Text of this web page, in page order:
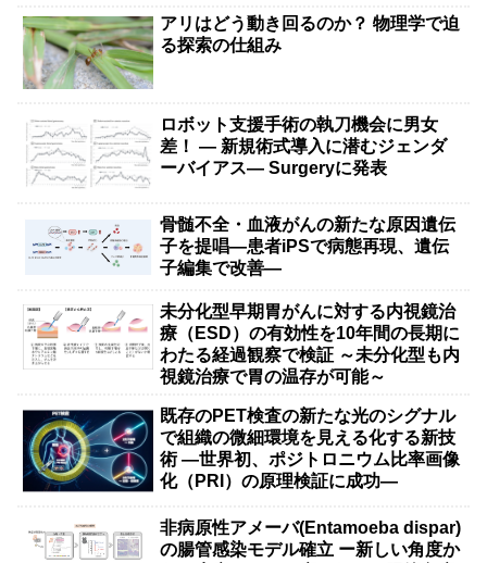
アリはどう動き回るのか？ 物理学で迫
る探索の仕組み
ロボット支援手術の執刀機会に男女
差！ — 新規術式導入に潜むジェンダ
ーバイアス— Surgeryに発表
骨髄不全・血液がんの新たな原因遺伝
子を提唱―患者iPSで病態再現、遺伝
子編集で改善―
未分化型早期胃がんに対する内視鏡治
療（ESD）の有効性を10年間の長期に
わたる経過観察で検証 ～未分化型も内
視鏡治療で胃の温存が可能～
既存のPET検査の新たな光のシグナル
で組織の微細環境を見える化する新技
術 ―世界初、ポジトロニウム比率画像
化（PRI）の原理検証に成功―
非病原性アメーバ(Entamoeba dispar)
の腸管感染モデル確立 ー新しい角度か